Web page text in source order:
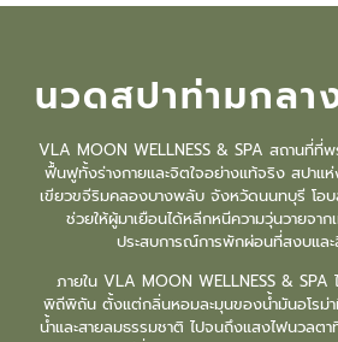
นวดสปาท่ามกลา
VLA MOON WELLNESS & SPA สถานที่ที่
ฟื้นฟูทั้งร่างกายและจิตใจอย่างแท้จริง สปาแ
เขียวขจีริมคลองบางพลับ จังหวัดนนทบุรี โอ
ช่วยให้ผู้มาเยือนได้หลีกหนีความวุ่นวายจา
ประสบการณ์การพักผ่อนที่สงบและ
ภายใน VLA MOON WELLNESS & SPA
พิถีพิถัน ตั้งแต่กลิ่นหอมละมุนของน้ำมันอโรม่า
น้ำและสายลมธรรมชาติ ไปจนถึงแสงไฟนวลต